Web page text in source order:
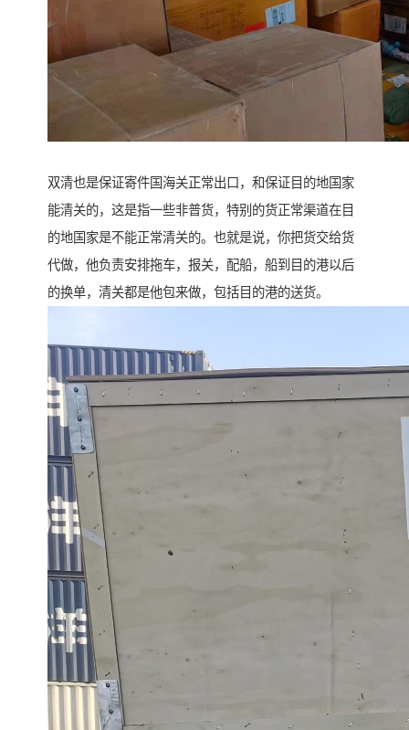
双清也是保证寄件国海关正常出口，和保证目的地国家
能清关的，这是指一些非普货，特别的货正常渠道在目
的地国家是不能正常清关的。也就是说，你把货交给货
代做，他负责安排拖车，报关，配船，船到目的港以后
的换单，清关都是他包来做，包括目的港的送货。